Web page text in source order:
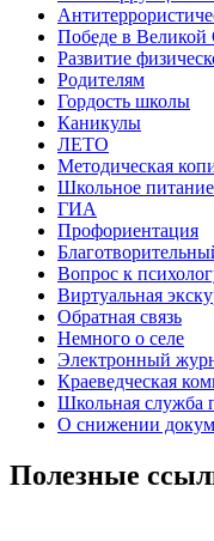
Победе в Великой
Развитие
Родителям
Гордость школы
Каникулы
ЛЕТО
Методическая
Школьное питание
ГИА
Профориентация
Вопрос к
Виртуальная
Обратная связь
Немного о селе
Электронный
Краеведческая
Школьная служба
О снижении
Полезные